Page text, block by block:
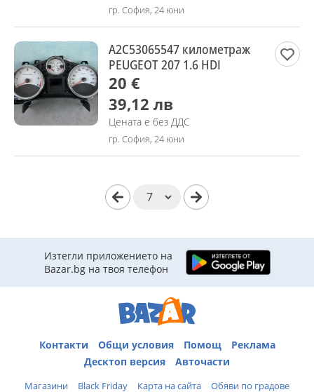
гр. София, 24 юни
A2C53065547 километраж
PEUGEOT 207 1.6 HDI
20 €
39,12 лв
Цената е без ДДС
гр. София, 24 юни
Изтегли приложението на
Bazar.bg на твоя телефон
Контакти Общи условия Помощ
Реклама
Десктоп версия
Авточасти
Магазини Black Friday Карта на сайта Обяви по градове